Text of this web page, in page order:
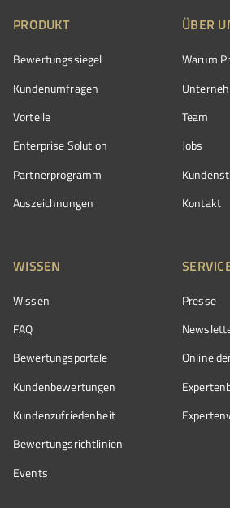
PRODUKT
Bewertungssiegel
Kundenumfragen
Vorteile
Enterprise Solution
Partnerprogramm
Auszeichnungen
ÜBER
Warum
Team
Jobs
Kontakt
WISSEN
Wissen
FAQ
Bewertungsportale
Kundenbewertungen
Kundenzufriedenheit
Bewertungs­richtlinien
Events
Presse
Online